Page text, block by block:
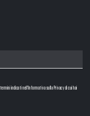
indicati nell'Informativa sulla Privacy di cui hai